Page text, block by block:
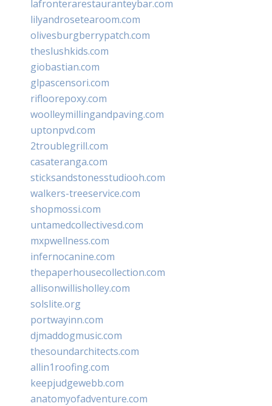
lafronterarestauranteybar.com
lilyandrosetearoom.com
olivesburgberrypatch.com
theslushkids.com
giobastian.com
glpascensori.com
rifloorepoxy.com
woolleymillingandpaving.com
uptonpvd.com
2troublegrill.com
casateranga.com
sticksandstonesstudiooh.com
walkers-treeservice.com
shopmossi.com
untamedcollectivesd.com
mxpwellness.com
infernocanine.com
thepaperhousecollection.com
allisonwillisholley.com
solslite.org
portwayinn.com
djmaddogmusic.com
thesoundarchitects.com
allin1roofing.com
keepjudgewebb.com
anatomyofadventure.com